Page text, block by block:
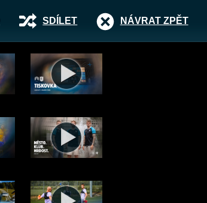
NÁVRAT ZPĚT
SDÍLET